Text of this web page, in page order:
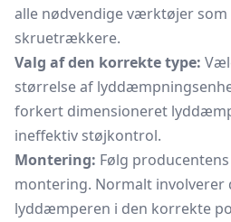
alle nødvendige værktøjer
skruetrækkere.
Valg af den korrekte type:
størrelse af
forkert dimensioneret
ineffektiv støjkontrol.
Montering: Følg
montering. Normalt involverer
lyddæmperen i den korrekte